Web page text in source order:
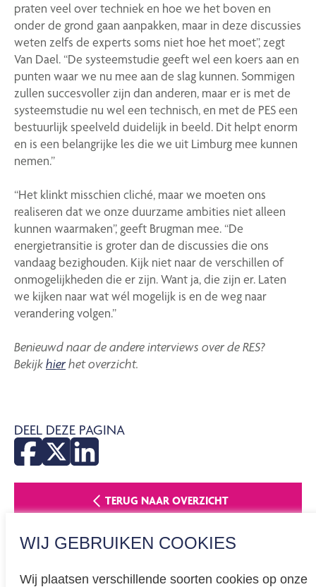
WIJ GEBRUIKEN COOKIES
Wij plaatsen verschillende soorten cookies op onze
praten veel over techniek en hoe we het boven en
onder de grond gaan aanpakken, maar in deze discussies
weten zelfs de experts soms niet hoe het moet”, zegt
Van Dael. “De systeemstudie geeft wel een koers aan en
punten waar we nu mee aan de slag kunnen. Sommigen
zullen succesvoller zijn dan anderen, maar er is met de
systeemstudie nu wel een technisch, en met de PES een
bestuurlijk speelveld duidelijk in beeld. Dit helpt enorm
en is een belangrijke les die we uit Limburg mee kunnen
nemen.”
“Het klinkt misschien cliché, maar we moeten ons
realiseren dat we onze duurzame ambities niet alleen
kunnen waarmaken”, geeft Brugman mee. “De
energietransitie is groter dan de discussies die ons
vandaag bezighouden. Kijk niet naar de verschillen of
onmogelijkheden die er zijn. Want ja, die zijn er. Laten
we kijken naar wat wél mogelijk is en de weg naar
verandering volgen.”
Benieuwd naar de andere interviews over de RES?
Bekijkhierhet overzicht.
DEEL DEZE PAGINA
TERUG NAAR OVERZICHT